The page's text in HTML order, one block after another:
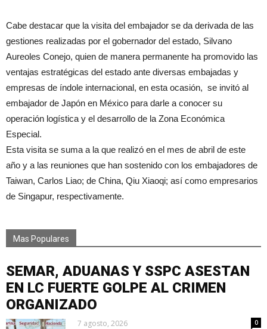
Cabe destacar que la visita del embajador se da derivada de las
gestiones realizadas por el gobernador del estado, Silvano
Aureoles Conejo, quien de manera permanente ha promovido las
ventajas estratégicas del estado ante diversas embajadas y
empresas de índole internacional, en esta ocasión, se invitó al
embajador de Japón en México para darle a conocer su
operación logística y el desarrollo de la Zona Económica
Especial.
Esta visita se suma a la que realizó en el mes de abril de este
año y a las reuniones que han sostenido con los embajadores de
Taiwan, Carlos Liao; de China, Qiu Xiaoqi; así como empresarios
de Singapur, respectivamente.
Mas Populares
SEMAR, ADUANAS Y SSPC ASESTAN
EN LC FUERTE GOLPE AL CRIMEN
ORGANIZADO
7 agosto, 2026 0